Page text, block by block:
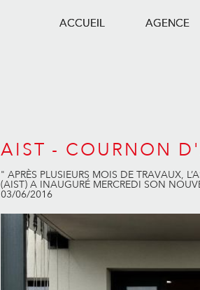
ACCUEIL AGENCE
AIST - COURNON
" APRÈS PLUSIEURS MOIS DE TRAVAUX,
(AIST) A INAUGURÉ MERCREDI SON
03/06/2016